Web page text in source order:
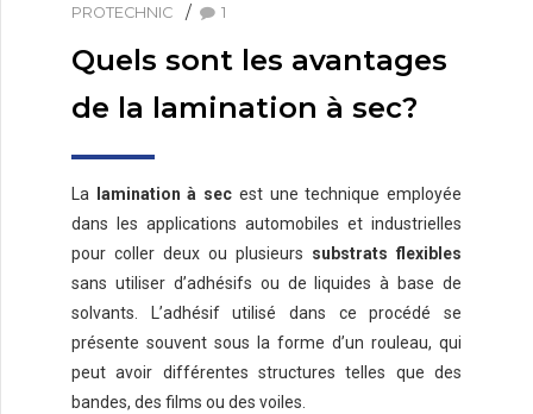
PROTECHNIC 1
Quels sont les avantages
de la lamination à sec?
La lamination à sec est une technique employée
dans les applications automobiles et industrielles
pour coller deux ou plusieurs substrats flexibles
sans utiliser d’adhésifs ou de liquides à base de
solvants. L’adhésif utilisé dans ce procédé se
présente souvent sous la forme d’un rouleau, qui
peut avoir différentes structures telles que des
bandes, des films ou des voiles.